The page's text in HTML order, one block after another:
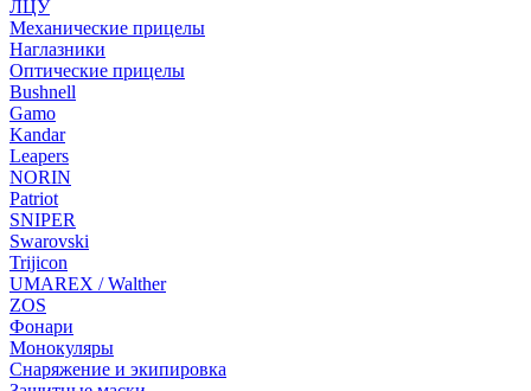
ЛЦУ
Механические прицелы
Наглазники
Оптические прицелы
Bushnell
Gamo
Kandar
Leapers
NORIN
Patriot
SNIPER
Swarovski
Trijicon
UMAREX / Walther
ZOS
Фонари
Монокуляры
Снаряжение и экипировка